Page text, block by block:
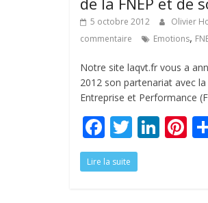
5 octobre 2012 Olivier
commentaire
Emotions,
Notre site laqvt.fr vous a
2012 son partenariat avec
Entreprise et Performance
F
ac
e
T
w
itt
Li Pi
Lire la suite